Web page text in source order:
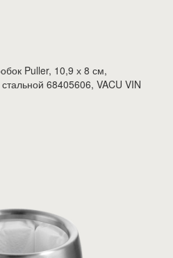
Puller, 10,9 х 8 см,
68405606, VACU VIN